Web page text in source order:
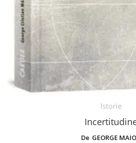
Istorie
De GEORGE